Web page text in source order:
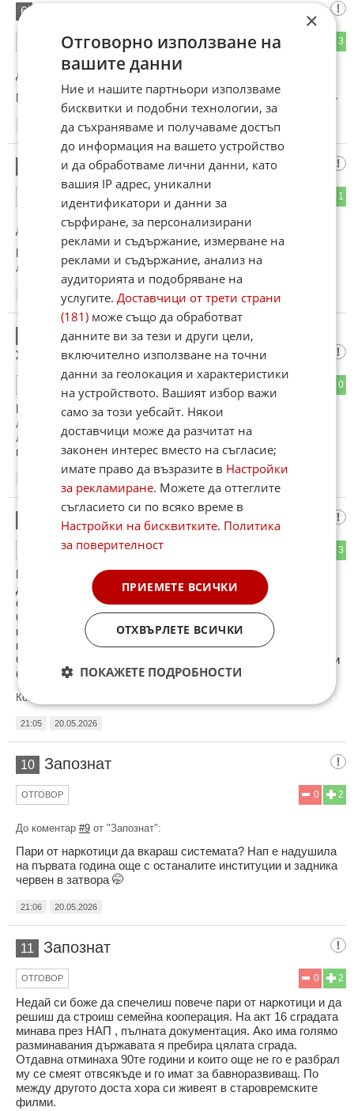
6
3
ОТГОВОР
До коментар от "Шака":
Ми ти за кво мислиш е интереса,за местните туземци😂😂
20.05.2026
Ха,ха
1
До коментар#3 от "Шака":
Просто територията е на кръстопът😂 от хилядолетия кво
ли не е минавало от тука🤣🤣
20.05.2026
Анита почивната станция на Тодор
живков
0
Голяма работа. Факти кога ще напишете статия за моята
любов посланика на Конго? Рекордьор в България с 29см
ланга. Тони ходеше постояно да плеве лавандулата и
посланика ми скъса пържолника 🥳🤭🥳🤭🥳🤭
Запознат
3
ОТГОВОР
Пари от наркотици? Като ги спечелиш имаш шанс да ги
държиш само под матрака и да си купуваш с тях селски
сирене и мляко. Нито можеш да купиш с тях акции на
борсата , нито имот, нито нещо ценно. И идва видов ден
когато мине една тежка инфлация и нищо не остане от
кървавите пари. Който трови хората накрая стотинки брои.
С наркотици се занимават хора които не разбират парите и
богатствата, това е временно препитание.
Коментиран от
21:05 20.05.2026
10 Запознат
2
0
ОТГОВОР
До коментар #9 от "Запознат":
Пари от наркотици да вкараш системата? Нап е надушила
на първата година още с останалите институции и задника
червен в затвора 🤭
21:06 20.05.2026
11 Запознат
2
0
ОТГОВОР
Недай си боже да спечелиш повече пари от наркотици и да
решиш да строиш семейна кооперация. На акт 16 сградата
минава през НАП , пълната документация. Ако има голямо
разминавания държавата я пребира цялата сграда.
Отдавна отминаха 90те години и които още не го е разбрал
му се смеят отвсякъде и го имат за бавноразвиващ. По
между другото доста хора си живеят в старовремските
филми.
×
Отговорно използване на
вашите данни
Ние и нашите партньори използваме
бисквитки и подобни технологии, за
да съхраняваме и получаваме достъп
до информация на вашето устройство
и да обработваме лични данни, като
вашия IP адрес, уникални
идентификатори и данни за
сърфиране, за персонализирани
реклами и съдържание, измерване на
реклами и съдържание, анализ на
аудиторията и подобряване на
услугите.Доставчици от трети страни
(181) може също да обработват
данните ви за тези и други цели,
включително използване на точни
данни за геолокация и характеристики
на устройството. Вашият избор важи
само за този уебсайт. Някои
доставчици може да разчитат на
законен интерес вместо на съгласие;
имате право да възразите в Настройки
за рекламиране. Можете да оттеглите
съгласието си по всяко време в
Настройки на бисквитките. Политика
за поверителност
ПРИЕМЕТЕ ВСИЧКИ
ОТХВЪРЛЕТЕ ВСИЧКИ
ПОКАЖЕТЕ ПОДРОБНОСТИ